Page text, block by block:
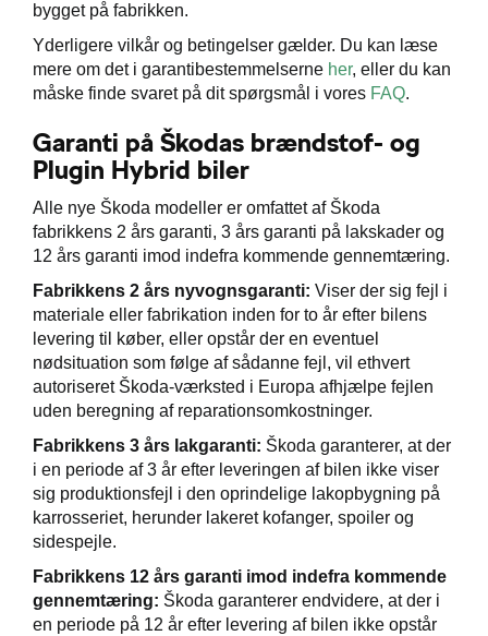
bygget på fabrikken.
Yderligere vilkår og betingelser gælder. Du kan læse
mere om det i garantibestemmelserne her, eller du kan
måske finde svaret på dit spørgsmål i vores FAQ.
Garanti på Škodas brændstof- og
Plugin Hybrid biler
Alle nye Škoda modeller er omfattet af Škoda
fabrikkens 2 års garanti, 3 års garanti på lakskader og
12 års garanti imod indefra kommende gennemtæring.
Fabrikkens 2 års nyvognsgaranti: Viser der sig fejl i
materiale eller fabrikation inden for to år efter bilens
levering til køber, eller opstår der en eventuel
nødsituation som følge af sådanne fejl, vil ethvert
autoriseret Škoda-værksted i Europa afhjælpe fejlen
uden beregning af reparationsomkostninger.
Fabrikkens 3 års lakgaranti: Škoda garanterer, at der
i en periode af 3 år efter leveringen af bilen ikke viser
sig produktionsfejl i den oprindelige lakopbygning på
karrosseriet, herunder lakeret kofanger, spoiler og
sidespejle.
Fabrikkens 12 års garanti imod indefra kommende
gennemtæring: Škoda garanterer endvidere, at der i
en periode på 12 år efter levering af bilen ikke opstår